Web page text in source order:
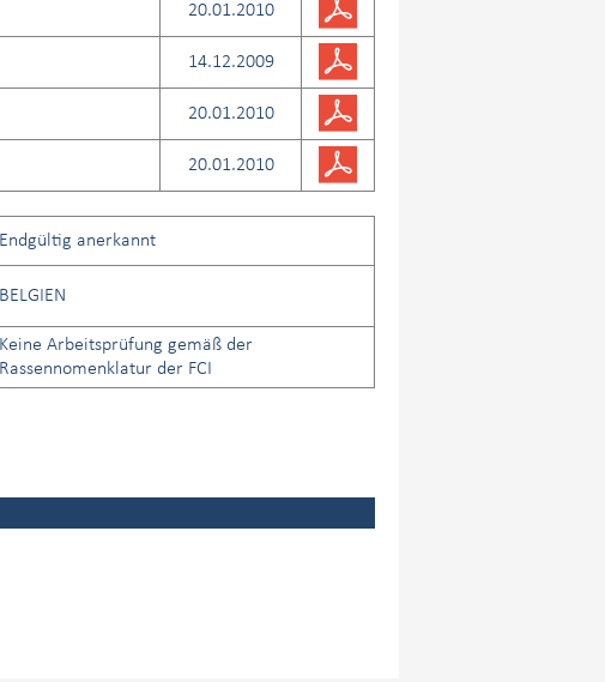
20.01.2010
14.12.2009
20.01.2010
20.01.2010
Endgültig anerkannt
BELGIEN
Keine Arbeitsprüfung gemäß der
Rassennomenklatur der FCI